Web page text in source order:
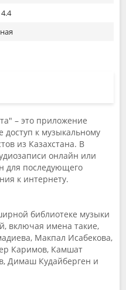
– это приложение
к музыкальному
из Казахстана. В
онлайн или
для последующего
к интернету.
библиотеке музыки
включая имена такие,
Макпал Исабекова,
Каримов, Камшат
Димаш Кудайберген и